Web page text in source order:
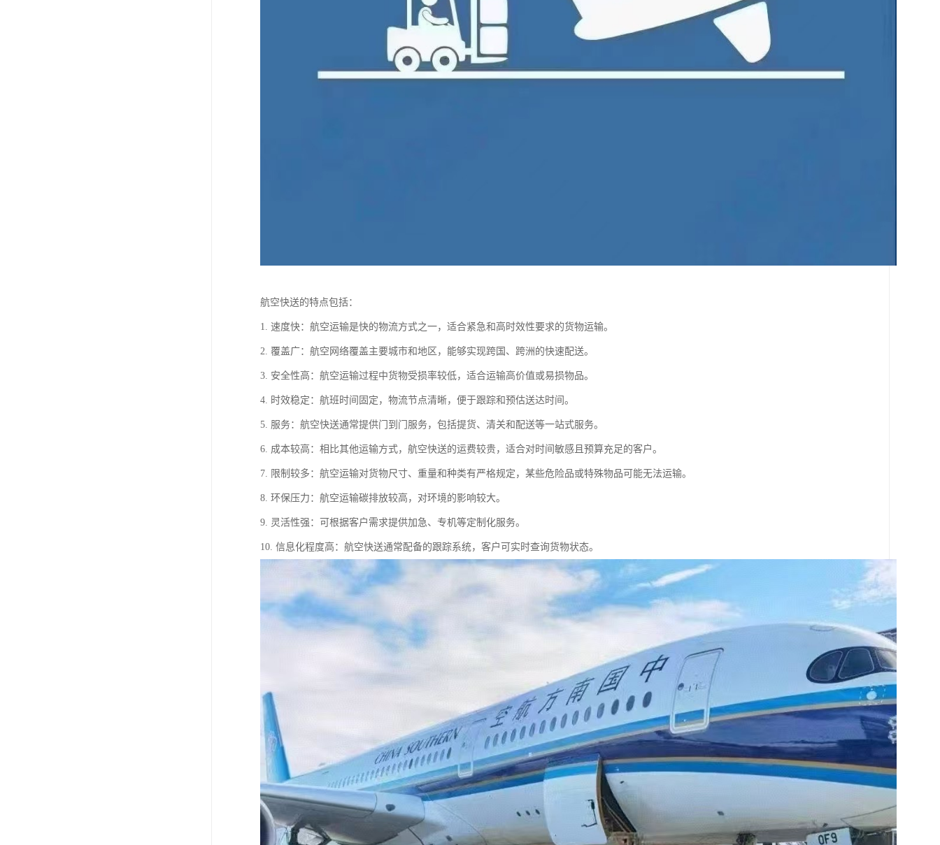
航空快送的特点包括：
1. 速度快：航空运输是快的物流方式之一，适合紧急和高时效性要求的货物运输。
2. 覆盖广：航空网络覆盖主要城市和地区，能够实现跨国、跨洲的快速配送。
3. 安全性高：航空运输过程中货物受损率较低，适合运输高价值或易损物品。
4. 时效稳定：航班时间固定，物流节点清晰，便于跟踪和预估送达时间。
5. 服务：航空快送通常提供门到门服务，包括提货、清关和配送等一站式服务。
6. 成本较高：相比其他运输方式，航空快送的运费较贵，适合对时间敏感且预算充足的客户。
7. 限制较多：航空运输对货物尺寸、重量和种类有严格规定，某些危险品或特殊物品可能无法运输。
8. 环保压力：航空运输碳排放较高，对环境的影响较大。
9. 灵活性强：可根据客户需求提供加急、专机等定制化服务。
10. 信息化程度高：航空快送通常配备的跟踪系统，客户可实时查询货物状态。